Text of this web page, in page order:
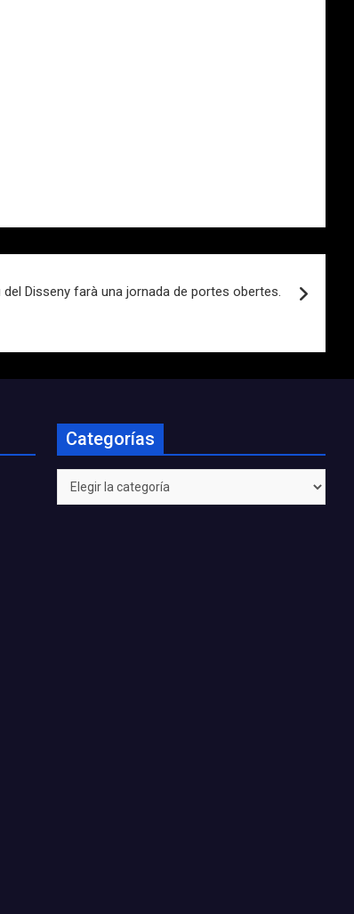
Disseny farà una jornada de portes obertes.
Categorías
Categorías